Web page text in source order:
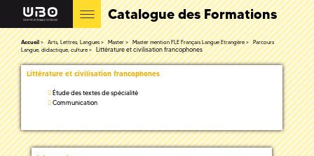
Catalogue des Formations
Accueil Arts, Lettres, Langues Master Master mention FLE Français Langue Etrangère
Parcours
Langue, didactique, culture
Littérature et civilisation francophones
Littérature et civilisation francophones
Étude des textes de spécialité
Communication